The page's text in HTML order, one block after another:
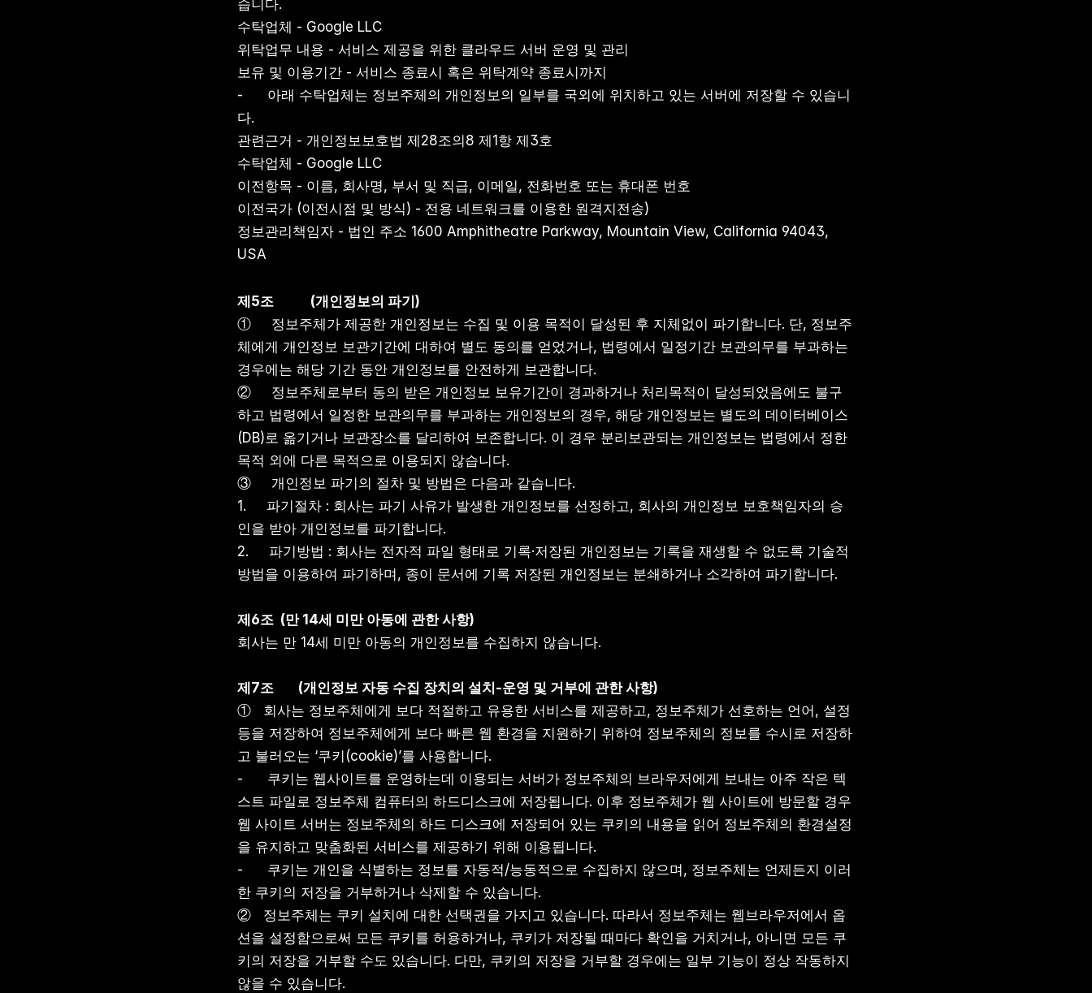
습니다.
수탁업체 - Google LLC
위탁업무 내용 - 서비스 제공을 위한 클라우드 서버 운영 및 관리
보유 및 이용기간 - 서비스 종료시 혹은 위탁계약 종료시까지
-      아래 수탁업체는 정보주체의 개인정보의 일부를 국외에 위치하고 있는 서버에 저장할 수 있습니
다.
관련근거 - 개인정보보호법 제28조의8 제1항 제3호
수탁업체 - Google LLC
이전항목 - 이름, 회사명, 부서 및 직급, 이메일, 전화번호 또는 휴대폰 번호
이전국가 (이전시점 및 방식) - 전용 네트워크를 이용한 원격지전송)
정보관리책임자 - 법인 주소 1600 Amphitheatre Parkway, Mountain View, California 94043,
USA
제5조
(개인정보의 파기)
①     정보주체가 제공한 개인정보는 수집 및 이용 목적이 달성된 후 지체없이 파기합니다. 단, 정보주
체에게 개인정보 보관기간에 대하여 별도 동의를 얻었거나, 법령에서 일정기간 보관의무를 부과하는
경우에는 해당 기간 동안 개인정보를 안전하게 보관합니다.
②     정보주체로부터 동의 받은 개인정보 보유기간이 경과하거나 처리목적이 달성되었음에도 불구
하고 법령에서 일정한 보관의무를 부과하는 개인정보의 경우, 해당 개인정보는 별도의 데이터베이스
(DB)로 옮기거나 보관장소를 달리하여 보존합니다. 이 경우 분리보관되는 개인정보는 법령에서 정한
목적 외에 다른 목적으로 이용되지 않습니다.
③     개인정보 파기의 절차 및 방법은 다음과 같습니다.
1.     파기절차 : 회사는 파기 사유가 발생한 개인정보를 선정하고, 회사의 개인정보 보호책임자의 승
인을 받아 개인정보를 파기합니다.
2.     파기방법 : 회사는 전자적 파일 형태로 기록·저장된 개인정보는 기록을 재생할 수 없도록 기술적
방법을 이용하여 파기하며, 종이 문서에 기록 저장된 개인정보는 분쇄하거나 소각하여 파기합니다.
제6조  (만 14세 미만 아동에 관한 사항)
회사는 만 14세 미만 아동의 개인정보를 수집하지 않습니다.
제7조
(개인정보 자동 수집 장치의 설치-운영 및 거부에 관한 사항)
①   회사는 정보주체에게 보다 적절하고 유용한 서비스를 제공하고, 정보주체가 선호하는 언어, 설정
등을 저장하여 정보주체에게 보다 빠른 웹 환경을 지원하기 위하여 정보주체의 정보를 수시로 저장하
고 불러오는 ‘쿠키(cookie)’를 사용합니다.
-      쿠키는 웹사이트를 운영하는데 이용되는 서버가 정보주체의 브라우저에게 보내는 아주 작은 텍
스트 파일로 정보주체 컴퓨터의 하드디스크에 저장됩니다. 이후 정보주체가 웹 사이트에 방문할 경우
웹 사이트 서버는 정보주체의 하드 디스크에 저장되어 있는 쿠키의 내용을 읽어 정보주체의 환경설정
을 유지하고 맞춤화된 서비스를 제공하기 위해 이용됩니다.
-      쿠키는 개인을 식별하는 정보를 자동적/능동적으로 수집하지 않으며, 정보주체는 언제든지 이러
한 쿠키의 저장을 거부하거나 삭제할 수 있습니다.
②   정보주체는 쿠키 설치에 대한 선택권을 가지고 있습니다. 따라서 정보주체는 웹브라우저에서 옵
션을 설정함으로써 모든 쿠키를 허용하거나, 쿠키가 저장될 때마다 확인을 거치거나, 아니면 모든 쿠
키의 저장을 거부할 수도 있습니다. 다만, 쿠키의 저장을 거부할 경우에는 일부 기능이 정상 작동하지
않을 수 있습니다.